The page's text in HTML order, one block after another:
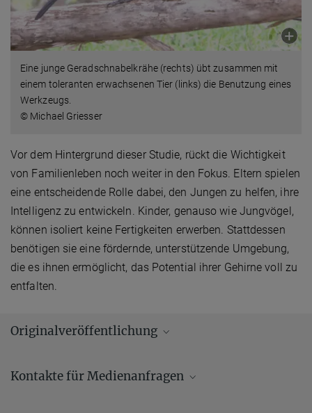
Eine junge Geradschnabelkrähe (rechts) übt zusammen mit
einem toleranten erwachsenen Tier (links) die Benutzung eines
Werkzeugs.
© Michael Griesser
Vor dem Hintergrund dieser Studie, rückt die Wichtigkeit
von Familienleben noch weiter in den Fokus. Eltern spielen
eine entscheidende Rolle dabei, den Jungen zu helfen, ihre
Intelligenz zu entwickeln. Kinder, genauso wie Jungvögel,
können isoliert keine Fertigkeiten erwerben. Stattdessen
benötigen sie eine fördernde, unterstützende Umgebung,
die es ihnen ermöglicht, das Potential ihrer Gehirne voll zu
entfalten.
Originalveröffentlichung
and the evolution of cognition. Philosophical Transactions of the
Kontakte für Medienanfragen